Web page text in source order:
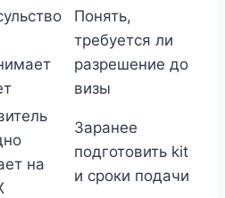
Понять,
требуется ли
разрешение до
визы
на
Заранее
подготовить kit
и сроки подачи